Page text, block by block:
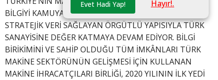
Evet Hadi Yap! Hayır!.
BİLGİYİ KAMUYA AÇAN VE KAMU OTORİTELERİNE
STRATEJİK VERİ SAĞLAYAN ÖRGÜTLÜ YAPISIYLA TÜRK
SANAYİSİNE DEĞER KATMAYA DEVAM EDİYOR. BİLGİ
BİRİKİMİNİ VE SAHİP OLDUĞU TÜM İMKÂNLARI TÜRK
MAKİNE SEKTÖRÜNÜN GELİŞMESİ İÇİN KULLANAN
MAKİNE İHRACATÇILARI BİRLİĞİ, 2020 YILININ İLK YEDİ